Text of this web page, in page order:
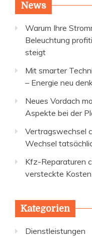
News
Warum Ihre
Beleuchtung
steigt
Mit smarter
– Energie neu
Neues Vordach
Aspekte bei der
Vertragswechsel
Wechsel
Kfz-Reparaturen
versteckte
Kategorien
Dienstleistungen